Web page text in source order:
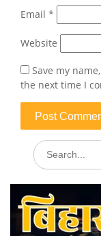
Email *
Website
Save my
the next time I